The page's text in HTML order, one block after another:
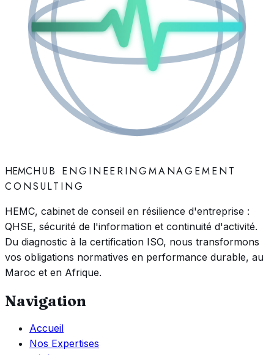
HEMCHUB ENGINEERINGMANAGEMENT
CONSULTING
HEMC, cabinet de conseil en résilience d'entreprise :
QHSE, sécurité de l'information et continuité d'activité.
Du diagnostic à la certification ISO, nous transformons
vos obligations normatives en performance durable, au
Maroc et en Afrique.
Navigation
Accueil
Nos Expertises